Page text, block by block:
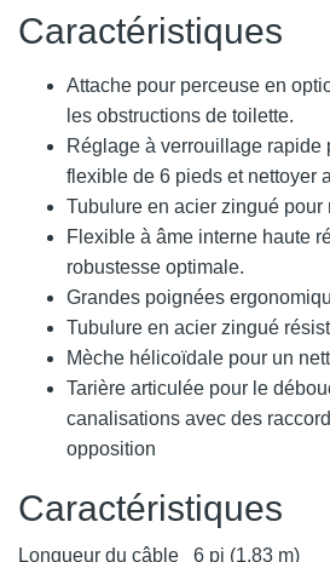
Caractéristiques
Attache pour perceuse en
les obstructions de toilette.
Réglage à verrouillage rapide
flexible de 6 pieds et nettoyer
Tubulure en acier zingué pour
Flexible à âme interne haute
robustesse optimale.
Grandes poignées
Tubulure en acier zingué
Mèche hélicoïdale pour un
Tarière articulée pour le
canalisations avec des
opposition
Caractéristiques
Longueur du câble 6 pi (1,83 m)